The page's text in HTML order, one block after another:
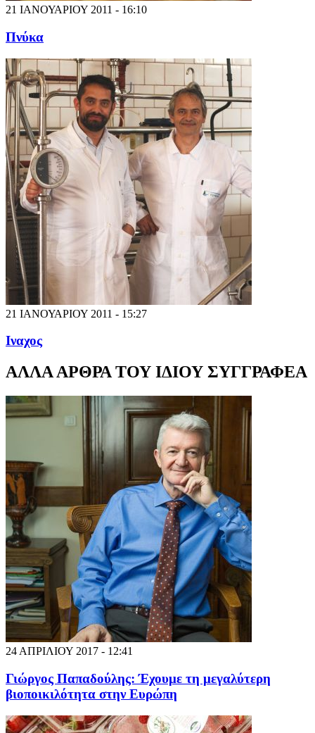
21 ΙΑΝΟΥΑΡΙΟΥ 2011 - 16:10
Πνύκα
21 ΙΑΝΟΥΑΡΙΟΥ 2011 - 15:27
Ιναχος
ΑΛΛΑ ΑΡΘΡΑ ΤΟΥ ΙΔΙΟΥ ΣΥΓΓΡΑΦΕΑ
24 ΑΠΡΙΛΙΟΥ 2017 - 12:41
Γιώργος Παπαδούλης: Έχουμε τη μεγαλύτερη
βιοποικιλότητα στην Ευρώπη